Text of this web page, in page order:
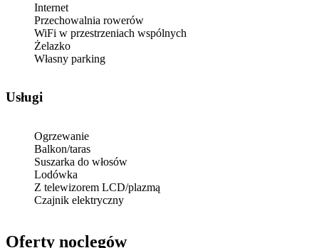
Oferty noclegów
Internet
Przechowalnia rowerów
WiFi w przestrzeniach wspólnych
Żelazko
Własny parking
Usługi
Ogrzewanie
Balkon/taras
Suszarka do włosów
Lodówka
Z telewizorem LCD/plazmą
Czajnik elektryczny